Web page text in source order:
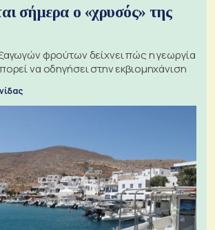
σήμερα ο «χρυσός» της
φρούτων δείχνει πώς η γεωργία
να οδηγήσει στην εκβιομηχάνιση